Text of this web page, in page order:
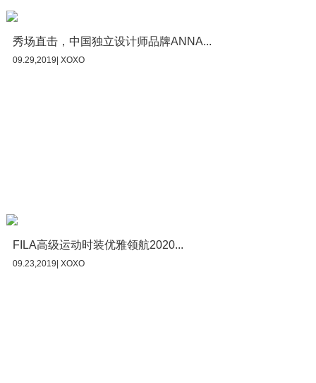
秀场直击，中国独立设计师品牌ANNA...
09.29,2019| XOXO
FILA高级运动时装优雅领航2020...
09.23,2019| XOXO